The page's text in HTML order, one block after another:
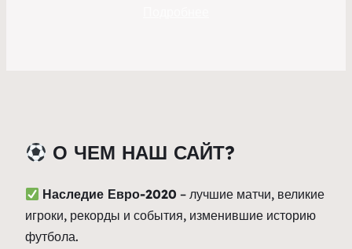
О ЧЕМ НАШ САЙТ?
Наследие Евро-2020 – лучшие матчи, великие
игроки, рекорды и события, изменившие историю
футбола.